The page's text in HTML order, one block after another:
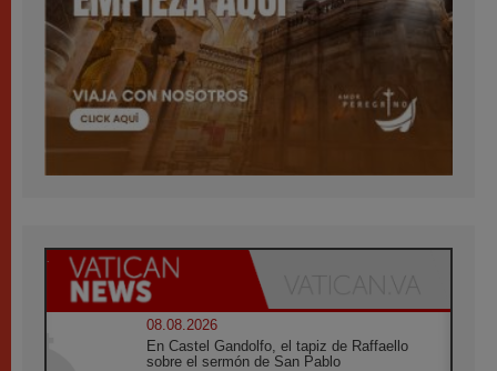
08.08.2026
En Castel Gandolfo, el tapiz de Raffaello
sobre el sermón de San Pablo